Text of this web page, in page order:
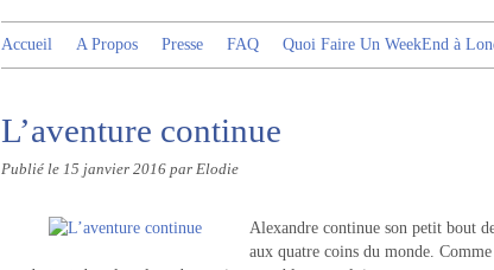
Accueil A Propos Presse FAQ Quoi Faire Un WeekEnd à
L’aventure continue
Publié le 15 janvier 2016 par Elodie
Alexandre continue son petit bout
aux quatre coins du monde.